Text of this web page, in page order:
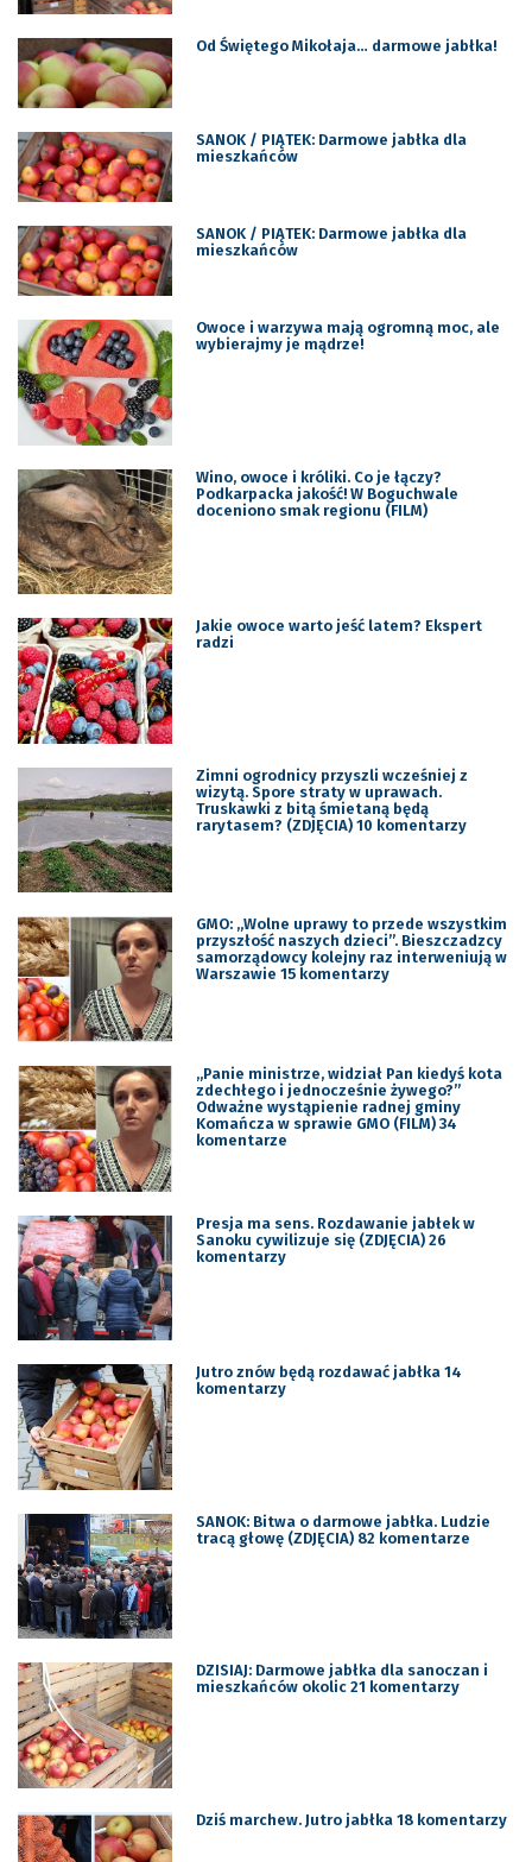
Od Świętego Mikołaja… darmowe jabłka!
SANOK / PIĄTEK: Darmowe jabłka dla
mieszkańców
SANOK / PIĄTEK: Darmowe jabłka dla
mieszkańców
Owoce i warzywa mają ogromną moc, ale
wybierajmy je mądrze!
Wino, owoce i króliki. Co je łączy?
Podkarpacka jakość! W Boguchwale
doceniono smak regionu (FILM)
Jakie owoce warto jeść latem? Ekspert
radzi
Zimni ogrodnicy przyszli wcześniej z
wizytą. Spore straty w uprawach.
Truskawki z bitą śmietaną będą
rarytasem? (ZDJĘCIA) 10 komentarzy
GMO: „Wolne uprawy to przede wszystkim
przyszłość naszych dzieci”. Bieszczadzcy
samorządowcy kolejny raz interweniują w
Warszawie 15 komentarzy
„Panie ministrze, widział Pan kiedyś kota
zdechłego i jednocześnie żywego?”
Odważne wystąpienie radnej gminy
Komańcza w sprawie GMO (FILM) 34
komentarze
Presja ma sens. Rozdawanie jabłek w
Sanoku cywilizuje się (ZDJĘCIA) 26
komentarzy
Jutro znów będą rozdawać jabłka 14
komentarzy
SANOK: Bitwa o darmowe jabłka. Ludzie
tracą głowę (ZDJĘCIA) 82 komentarze
DZISIAJ: Darmowe jabłka dla sanoczan i
mieszkańców okolic 21 komentarzy
Dziś marchew. Jutro jabłka 18 komentarzy